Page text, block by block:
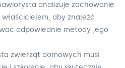
analizuje zachowanie
aby znaleźć
odpowiednie metody jego
zwierząt domowych musi